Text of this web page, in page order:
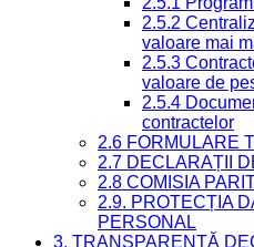
2.5.2
valoare mai
2.5.3
valoare de
2.5.4
contractelor
2.6 FORMULARE
2.7 DECLARAȚII
2.8 COMISIA
2.9. PROTECȚIA
PERSONAL
3. TRANSPARENȚĂ